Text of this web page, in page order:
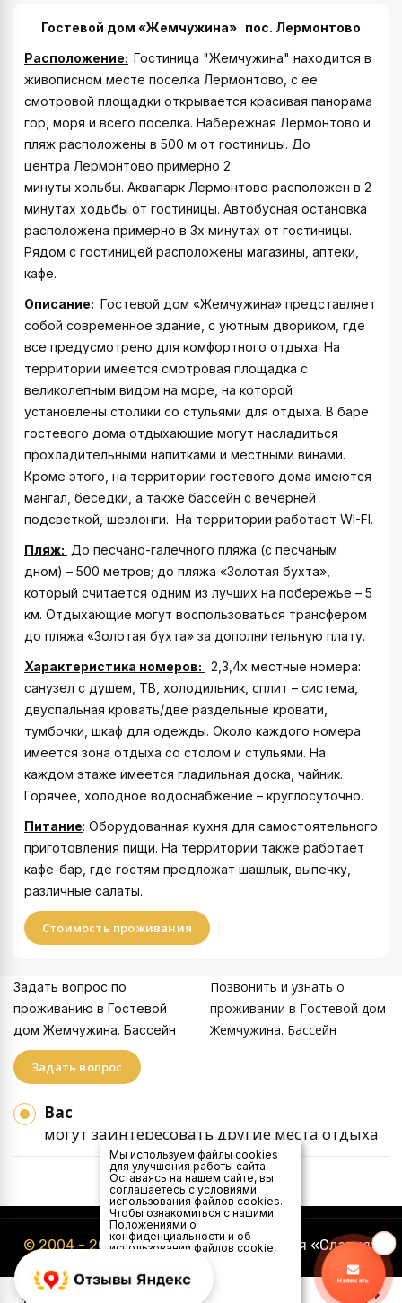
Гостевой дом «Жемчужина» пос. Лермонтово
Расположение: Гостиница "Жемчужина" находится в
живописном месте поселка Лермонтово, с ее
смотровой площадки открывается красивая панорама
гор, моря и всего поселка. Набережная Лермонтово и
пляж расположены в 500 м от гостиницы. До
центра Лермонтово примерно 2
минуты хольбы. Аквапарк Лермонтово расположен в 2
минутах ходьбы от гостиницы. Автобусная остановка
расположена примерно в 3х минутах от гостиницы.
Рядом с гостиницей расположены магазины, аптеки,
кафе.
Описание: Гостевой дом «Жемчужина» представляет
собой современное здание, с уютным двориком, где
все предусмотрено для комфортного отдыха. На
территории имеется смотровая площадка с
великолепным видом на море, на которой
установлены столики со стульями для отдыха. В баре
гостевого дома отдыхающие могут насладиться
прохладительными напитками и местными винами.
Кроме этого, на территории гостевого дома имеются
мангал, беседки, а также бассейн с вечерней
подсветкой, шезлонги. На территории работает WI-FI.
Пляж: До песчано-галечного пляжа (с песчаным
дном) – 500 метров; до пляжа «Золотая бухта»,
который считается одним из лучших на побережье – 5
км. Отдыхающие могут воспользоваться трансфером
до пляжа «Золотая бухта» за дополнительную плату.
Характеристика номеров:
2,3,4х местные номера:
санузел с душем, ТВ, холодильник, сплит – система,
двуспальная кровать/две раздельные кровати,
тумбочки, шкаф для одежды. Около каждого номера
имеется зона отдыха со столом и стульями. На
каждом этаже имеется гладильная доска, чайник.
Горячее, холодное водоснабжение – круглосуточно.
Питание: Оборудованная кухня для самостоятельного
приготовления пищи. На территории также работает
кафе-бар, где гостям предложат шашлык, выпечку,
различные салаты.
Стоимость проживания
Задать вопрос по
проживанию в Гостевой
дом Жемчужина. Бассейн
Задать вопрос
Позвонить и узнать о
проживании в Гостевой дом
Жемчужина. Бассейн
Вас
могут заинтересовать другие места отдыха
© 2004 - 2026 Туристическая компания «Славия»
Мы используем файлы cookies
для улучшения работы сайта.
Оставаясь на нашем сайте, вы
соглашаетесь с условиями
использования файлов cookies.
Чтобы ознакомиться с нашими
Положениями о
конфиденциальности и об
использовании файлов cookie,
Я
согласен
Написать